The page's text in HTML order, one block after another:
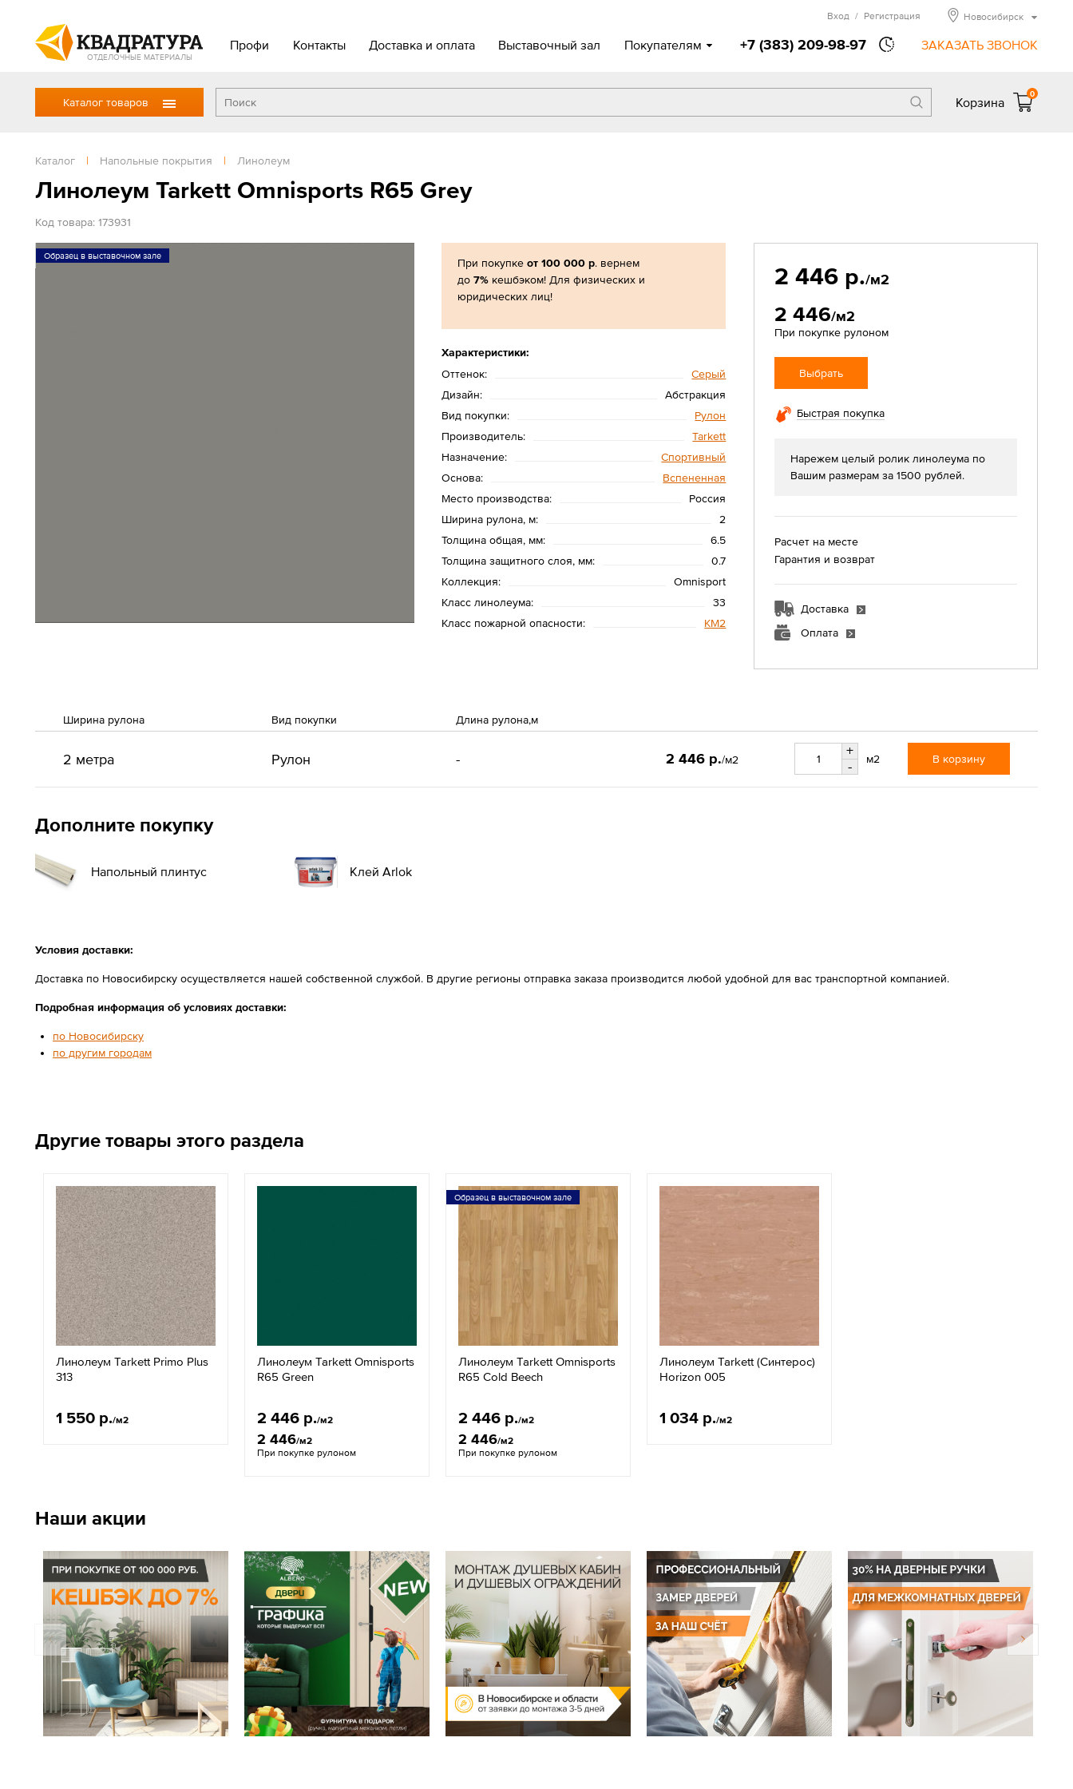
ОТДЕЛОЧНЫЕ МАТЕРИАЛЫ
Профи Контакты Доставка и оплата Выставочный зал Покупателям +7 (383) 209-98-97 ЗАКАЗАТЬ ЗВОНОК
Вход / Регистрация Новосибирск
Каталог товаров Корзина
0
Каталог | Напольные покрытия | Линолеум
Линолеум Tarkett Omnisports R65 Grey
Код товара: 173931
Образец в выставочном зале
При покупкеот 100 000 р. вернем
до7% кешбэком! Для физических и
юридических лиц!
Характеристики:
Оттенок:
Серый
Дизайн:
Абстракция
Вид покупки:
Рулон
Производитель:
Tarkett
Назначение:
Спортивный
Основа:
Вспененная
Место производства:
Россия
Ширина рулона, м:
2
Толщина общая, мм:
6.5
Толщина защитного слоя, мм:
0.7
Коллекция:
Omnisport
Класс линолеума:
33
Класс пожарной опасности:
КМ2
2 446 р./м2
2 446/м2
При покупке рулоном
Выбрать
Быстрая покупка
Нарежем целый ролик линолеума по
Вашим размерам за 1500 рублей.
Расчет на месте
Гарантия и возврат
Доставка
Оплата
Ширина рулона Вид покупки Длина рулона,м
2 метра Рулон - 2 446 р./м2
+
-
м2 В корзину
Дополните покупку
Напольный плинтус Клей Arlok
Условия доставки:
Доставка по Новосибирску осуществляется нашей собственной службой. В другие регионы отправка заказа производится любой удобной для вас транспортной компанией.
Подробная информация об условиях доставки:
по Новосибирску
по другим городам
Другие товары этого раздела
Линолеум Tarkett Primo Plus
313
1 550 р./м2
Линолеум Tarkett Omnisports
R65 Green
2 446 р./м2
2 446/м2
При покупке рулоном
Образец в выставочном зале
Линолеум Tarkett Omnisports
R65 Cold Beech
2 446 р./м2
2 446/м2
При покупке рулоном
Линолеум Tarkett (Синтерос)
Horizon 005
1 034 р./м2
Наши акции